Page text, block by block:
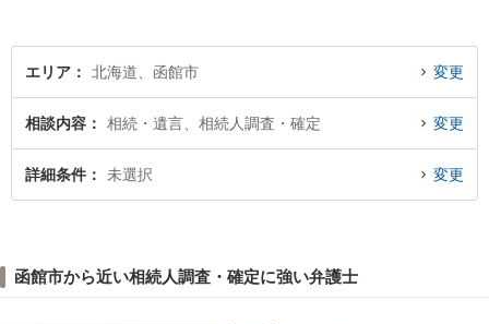
エリア 北海道、函館市 変更
相談内容 相続・遺言、相続人調査・確定 変更
詳細条件 未選択 変更
函館市から近い相続人調査・確定に強い弁護士